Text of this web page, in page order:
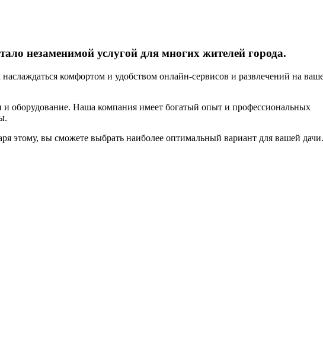
незаменимой услугой для многих жителей города.
комфортом и удобством онлайн-сервисов и развлечений на
и оборудование. Наша компания имеет богатый опыт и профессиональных
этому, вы сможете выбрать наиболее оптимальный вариант для вашей дачи.